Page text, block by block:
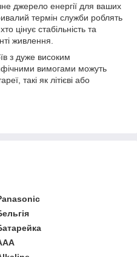
джерело енергії для ваших
термін служби роблять
цінує стабільність та
живлення.
з дуже високим
вимогами можуть
такі як літієві або